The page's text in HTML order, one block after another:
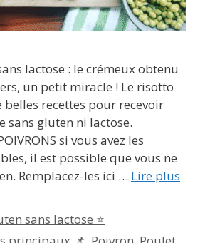
lactose : le crémeux obtenu
un petit miracle ! Le risotto
recettes pour recevoir
sans gluten ni lactose.
si vous avez les
il est possible que vous ne
Remplacez-les ici … Lire plus
sans lactose ⭐